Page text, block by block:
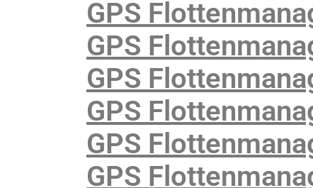
GPS
GPS
GPS
GPS
GPS
GPS